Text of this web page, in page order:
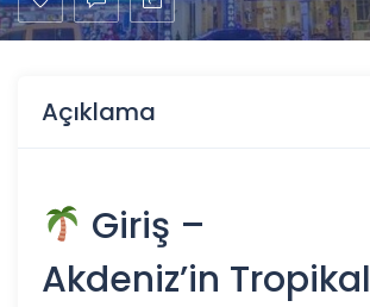
Açıklama
Giriş –
Akdeniz’in Tropikal